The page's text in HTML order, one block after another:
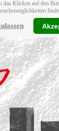
Klicken auf den